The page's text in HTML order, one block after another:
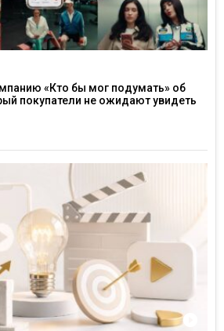
«Кто бы мог подумать» об
покупатели не ожидают увидеть